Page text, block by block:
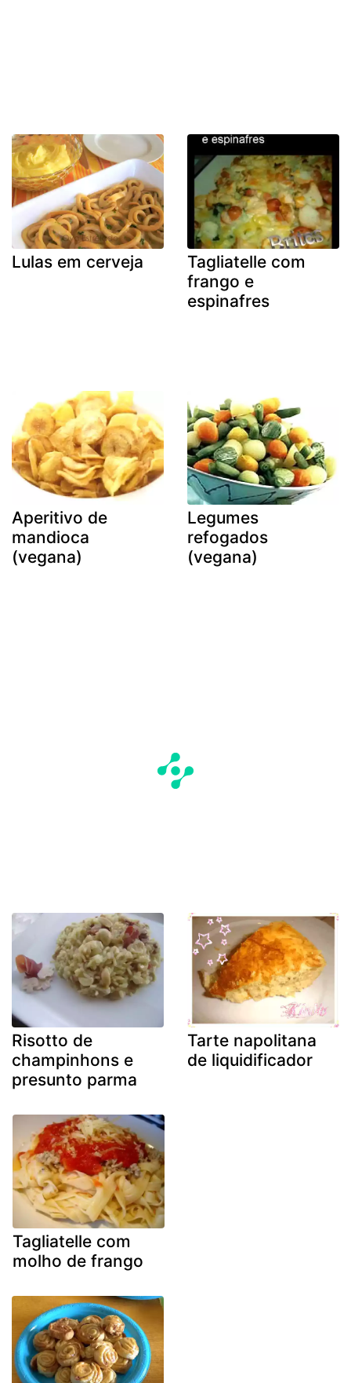
Lulas em cerveja
Tagliatelle com
frango e
espinafres
Aperitivo de
mandioca
(vegana)
Legumes
refogados
(vegana)
Risotto de
champinhons e
presunto parma
Tarte napolitana
de liquidificador
Tagliatelle com
molho de frango